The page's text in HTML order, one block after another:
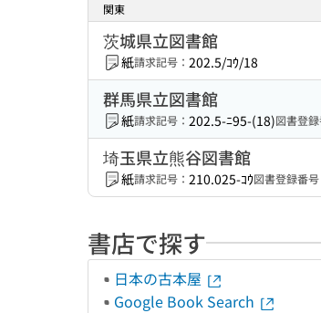
関東
茨城県立図書館
紙請求記号： 202.5/ｺｳ/18
群馬県立図書館
紙請求記号： 202.5-ﾆ95-(18)図書登録
埼玉県立熊谷図書館
紙請求記号： 210.025-ｺｳ図書登録番号
書店で探す
日本の古本屋
Google Book Search